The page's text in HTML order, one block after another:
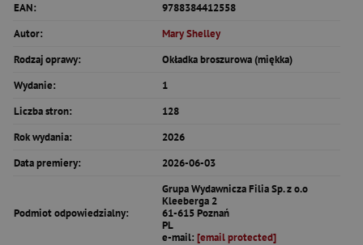
EAN:
9788384412558
Autor:
Mary Shelley
Rodzaj oprawy:
Okładka broszurowa (miękka)
Wydanie:
1
Liczba stron:
128
Rok wydania:
2026
Data premiery:
2026-06-03
Podmiot odpowiedzialny:
Grupa Wydawnicza Filia Sp. z o.o
Kleeberga 2
61-615 Poznań
PL
e-mail: [email protected]